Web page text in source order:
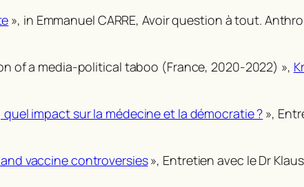
», in Emmanuel CARRE,Avoir question à tout.
of a media-political taboo (France, 2020-2022) »,
impact sur la médecine et la démocratie ? »,
vaccine controversies», Entretien avec le Dr